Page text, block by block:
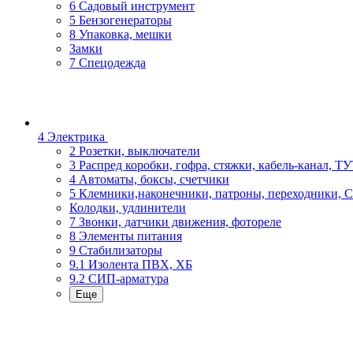
6 Садовый инструмент
5 Бензогенераторы
8 Упаковка, мешки
Замки
7 Спецодежда
4 Электрика
2 Розетки, выключатели
3 Распред коробки, гофра, стяжки, кабель-канал,
4 Автоматы, боксы, счетчики
5 Клемники,наконечники, патроны, переходники,
Колодки, удлинители
7 Звонки, датчики движения, фотореле
8 Элементы питания
9 Стабилизаторы
9.1 Изолента ПВХ, ХБ
9.2 СИП-арматура
Еще